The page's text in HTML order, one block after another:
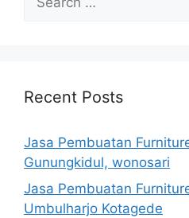
for:
Recent Posts
Jasa Pembuatan
Gunungkidul, wonosari
Jasa Pembuatan
Umbulharjo Kotagede